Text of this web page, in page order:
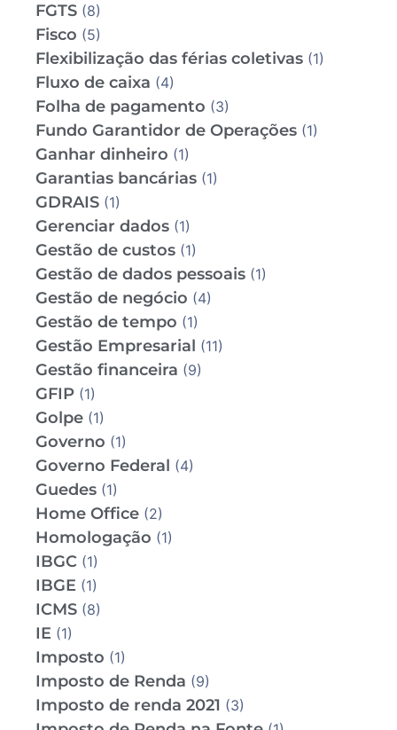
FGTS (8)
Fisco (5)
Flexibilização das férias coletivas (1)
Fluxo de caixa (4)
Folha de pagamento (3)
Fundo Garantidor de Operações (1)
Ganhar dinheiro (1)
Garantias bancárias (1)
GDRAIS (1)
Gerenciar dados (1)
Gestão de custos (1)
Gestão de dados pessoais (1)
Gestão de negócio (4)
Gestão de tempo (1)
Gestão Empresarial (11)
Gestão financeira (9)
GFIP (1)
Golpe (1)
Governo (1)
Governo Federal (4)
Guedes (1)
Home Office (2)
Homologação (1)
IBGC (1)
IBGE (1)
ICMS (8)
IE (1)
Imposto (1)
Imposto de Renda (9)
Imposto de renda 2021 (3)